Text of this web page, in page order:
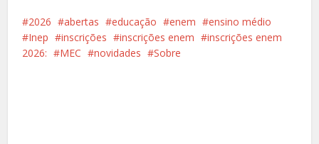
2026 abertas educação enem
ensino médio
Inep
inscrições inscrições enem
inscrições enem
2026:
MEC novidades Sobre